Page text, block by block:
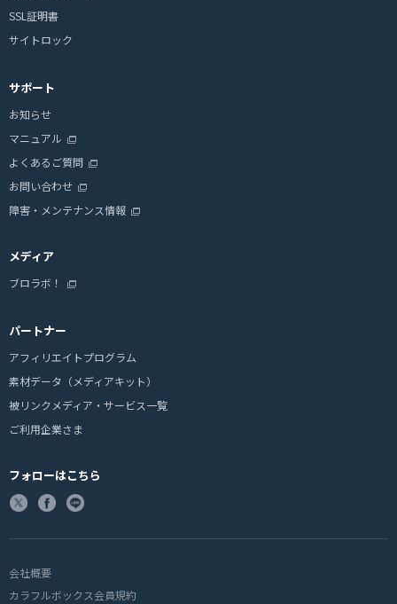
SSL証明書
サイトロック
サポート
お知らせ
マニュアル
よくあるご質問
お問い合わせ
障害・メンテナンス情報
メディア
ブロラボ！
パートナー
アフィリエイトプログラム
素材データ（メディアキット）
被リンクメディア・サービス一覧
ご利用企業さま
フォローはこちら
会社概要
カラフルボックス会員規約